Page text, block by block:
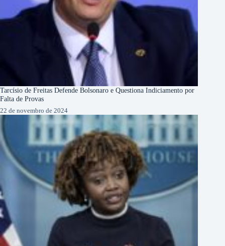
Tarcísio de Freitas Defende Bolsonaro e Questiona Indiciamento por
Falta de Provas
22 de novembro de 2024